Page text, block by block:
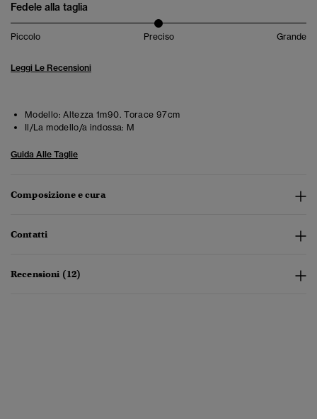
Fedele alla taglia
Piccolo Preciso Grande
Leggi Le Recensioni
Modello: Altezza 1m90. Torace 97cm
Il/La modello/a indossa: M
Guida Alle Taglie
Composizione e cura
Contatti
Recensioni (12)